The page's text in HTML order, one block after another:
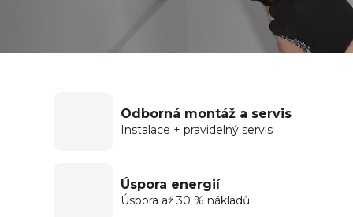
Odborná montáž a servis
Instalace + pravidelný servis
Úspora energií
Úspora až 30 % nákladů